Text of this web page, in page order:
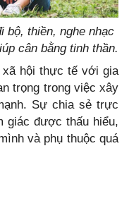
bộ, thiền, nghe nhạc
cân bằng tinh thần.
hội thực tế với gia
trọng trong việc xây
Sự chia sẻ trực
giác được thấu hiểu,
và phụ thuộc quá